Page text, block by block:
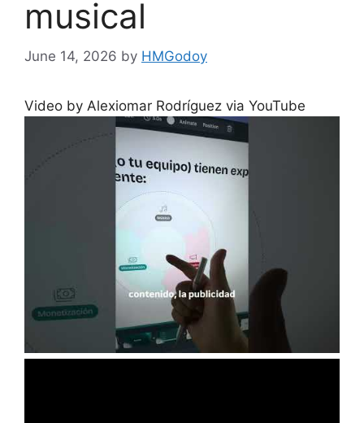
musical
June 14, 2026 by HMGodoy
Video by Alexiomar Rodríguez via YouTube